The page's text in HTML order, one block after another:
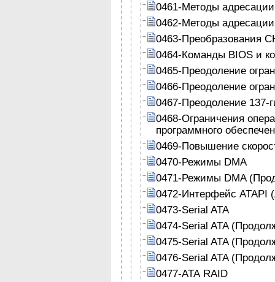
0461-Методы
0462-Методы
0463-Преобразования
0464-Команды BIOS и
0465-Преодоление
0466-Преодоление
0467-Преодоление 137-
0468-Ограничения
программного
0469-Повышение
0470-Режимы DMA
0471-Режимы DMA
0472-Интерфейс ATAPI
0473-Serial ATA
0474-Serial ATA
0475-Serial ATA
0476-Serial ATA
0477-АТА RAID